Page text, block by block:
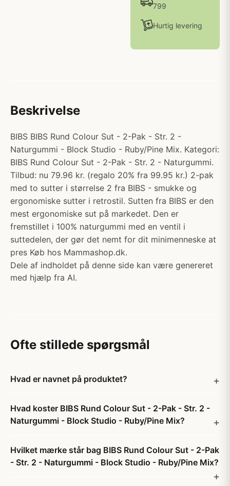
799
Hurtig levering
Beskrivelse
BIBS BIBS Rund Colour Sut - 2-Pak - Str. 2 -
Naturgummi - Block Studio - Ruby/Pine Mix. Kategori:
BIBS Rund Colour Sut - 2-Pak - Str. 2 - Naturgummi.
Tilbud: nu 79.96 kr. (regalo 20% fra 99.95 kr.) 2-pak
med to sutter i størrelse 2 fra BIBS - smukke og
ergonomiske sutter i retrostil. Sutten fra BIBS er den
mest ergonomiske sut på markedet. Den er
fremstillet i 100% naturgummi med en ventil i
suttedelen, der gør det nemt for dit minimenneske at
pres Køb hos Mammashop.dk.
Dele af indholdet på denne side kan være genereret
med hjælp fra AI.
Ofte stillede spørgsmål
Hvad er navnet på produktet?
Hvad koster BIBS Rund Colour Sut - 2-Pak - Str. 2 -
Naturgummi - Block Studio - Ruby/Pine Mix?
Hvilket mærke står bag BIBS Rund Colour Sut - 2-Pak
- Str. 2 - Naturgummi - Block Studio - Ruby/Pine Mix?